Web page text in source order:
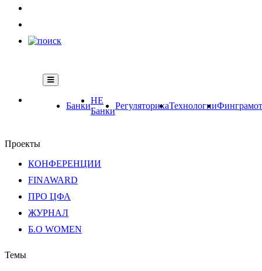
Банки
НЕ
Банки
РегуляторикаТехнологии
Проекты
КОНФЕРЕНЦИИ
FINAWARD
ПРО ЦФА
ЖУРНАЛ
Б.О WOMEN
Темы